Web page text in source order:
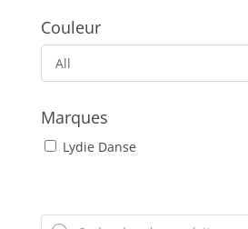
Couleur
All
Marques
Lydie Danse
Recherche